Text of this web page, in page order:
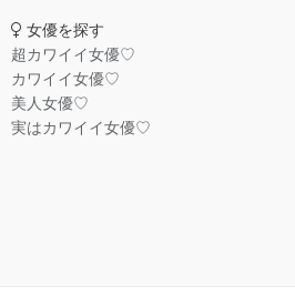
女優を探す
超カワイイ女優♡
カワイイ女優♡
美人女優♡
実はカワイイ女優♡